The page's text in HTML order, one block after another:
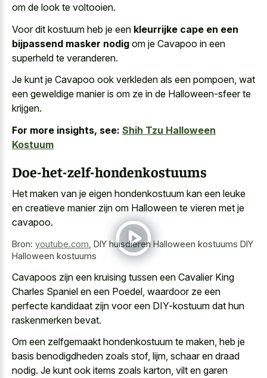
om de look te voltooien.
Voor dit kostuum heb je een kleurrijke cape en een
bijpassend masker nodig om je Cavapoo in een
superheld te veranderen.
Je kunt je Cavapoo ook verkleden als een pompoen, wat
een geweldige manier is om ze in de Halloween-sfeer te
krijgen.
For more insights, see: Shih Tzu Halloween
Kostuum
Doe-het-zelf-hondenkostuums
Het maken van je eigen hondenkostuum kan een leuke
en creatieve manier zijn om Halloween te vieren met je
cavapoo.
Bron: youtube.com DIY huisdieren Halloween kostuums DIY
Halloween kostuums
Cavapoos zijn een kruising tussen een Cavalier King
Charles Spaniel en een Poedel, waardoor ze een
perfecte kandidaat zijn voor een DIY-kostuum dat hun
raskenmerken bevat.
Om een zelfgemaakt hondenkostuum te maken, heb je
basis benodigdheden zoals stof, lijm, schaar en draad
nodig. Je kunt ook items zoals karton, vilt en garen